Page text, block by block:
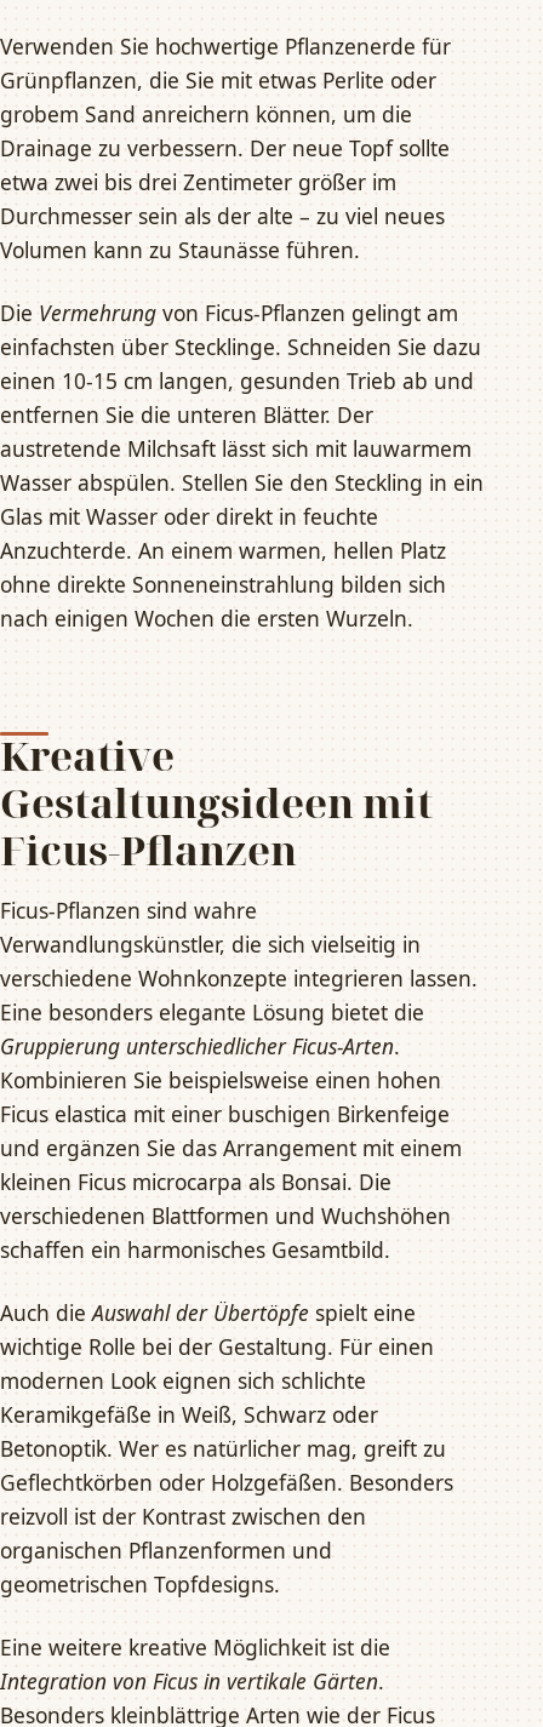
Verwenden Sie hochwertige Pflanzenerde für
Grünpflanzen, die Sie mit etwas Perlite oder
grobem Sand anreichern können, um die
Drainage zu verbessern. Der neue Topf sollte
etwa zwei bis drei Zentimeter größer im
Durchmesser sein als der alte – zu viel neues
Volumen kann zu Staunässe führen.
Die Vermehrung von Ficus-Pflanzen gelingt am
einfachsten über Stecklinge. Schneiden Sie dazu
einen 10-15 cm langen, gesunden Trieb ab und
entfernen Sie die unteren Blätter. Der
austretende Milchsaft lässt sich mit lauwarmem
Wasser abspülen. Stellen Sie den Steckling in ein
Glas mit Wasser oder direkt in feuchte
Anzuchterde. An einem warmen, hellen Platz
ohne direkte Sonneneinstrahlung bilden sich
nach einigen Wochen die ersten Wurzeln.
Kreative
Gestaltungsideen mit
Ficus-Pflanzen
Ficus-Pflanzen sind wahre
Verwandlungskünstler, die sich vielseitig in
verschiedene Wohnkonzepte integrieren lassen.
Eine besonders elegante Lösung bietet die
Gruppierung unterschiedlicher Ficus-Arten.
Kombinieren Sie beispielsweise einen hohen
Ficus elastica mit einer buschigen Birkenfeige
und ergänzen Sie das Arrangement mit einem
kleinen Ficus microcarpa als Bonsai. Die
verschiedenen Blattformen und Wuchshöhen
schaffen ein harmonisches Gesamtbild.
Auch dieAuswahl der Übertöpfe spielt eine
wichtige Rolle bei der Gestaltung. Für einen
modernen Look eignen sich schlichte
Keramikgefäße in Weiß, Schwarz oder
Betonoptik. Wer es natürlicher mag, greift zu
Geflechtkörben oder Holzgefäßen. Besonders
reizvoll ist der Kontrast zwischen den
organischen Pflanzenformen und
geometrischen Topfdesigns.
Eine weitere kreative Möglichkeit ist die
Integration von Ficus in vertikale Gärten.
Besonders kleinblättrige Arten wie der Ficus